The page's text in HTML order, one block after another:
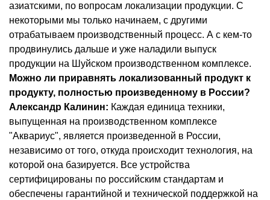
азиатскими, по вопросам локализации продукции. С
некоторыми мы только начинаем, с другими
отрабатываем производственный процесс. А с кем-то
продвинулись дальше и уже наладили выпуск
продукции на Шуйском производственном комплексе.
Можно ли приравнять локализованный продукт к
продукту, полностью произведенному в России?
Александр Калинин: Каждая единица техники,
выпущенная на производственном комплексе
"Аквариус", является произведенной в России,
независимо от того, откуда происходит технология, на
которой она базируется. Все устройства
сертифицированы по российским стандартам и
обеспечены гарантийной и технической поддержкой на